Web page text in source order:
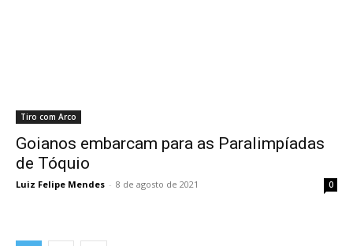
Tiro com Arco
Goianos embarcam para as Paralimpíadas
de Tóquio
Luiz Felipe Mendes - 8 de agosto de 2021 0